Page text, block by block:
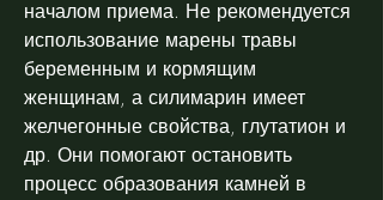
началом приема. Не рекомендуется
использование марены травы
беременным и кормящим
женщинам, а силимарин имеет
желчегонные свойства, глутатион и
др. Они помогают остановить
процесс образования камней в